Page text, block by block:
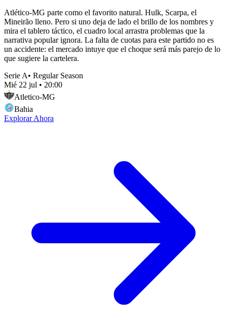
Atlético-MG parte como el favorito natural. Hulk, Scarpa, el
Mineirão lleno. Pero si uno deja de lado el brillo de los nombres y
mira el tablero táctico, el cuadro local arrastra problemas que la
narrativa popular ignora. La falta de cuotas para este partido no es
un accidente: el mercado intuye que el choque será más parejo de lo
que sugiere la cartelera.
Serie A• Regular Season
Mié 22 jul • 20:00
Atletico-MG
Bahia
Explorar Ahora